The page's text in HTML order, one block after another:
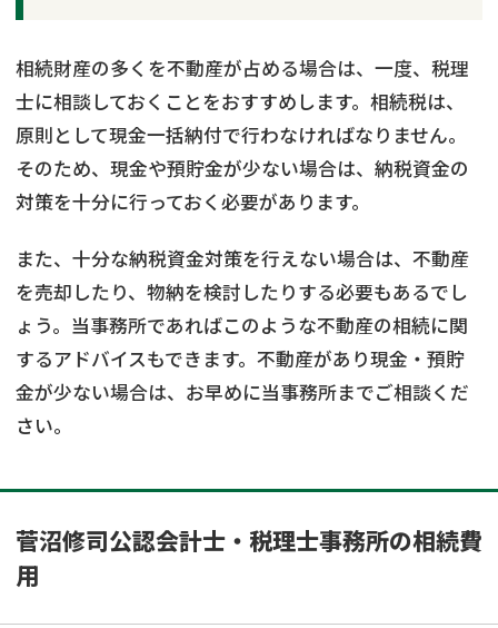
相続財産の多くを不動産が占める場合は、一度、税理
士に相談しておくことをおすすめします。相続税は、
原則として現金一括納付で行わなければなりません。
そのため、現金や預貯金が少ない場合は、納税資金の
対策を十分に行っておく必要があります。
また、十分な納税資金対策を行えない場合は、不動産
を売却したり、物納を検討したりする必要もあるでし
ょう。当事務所であればこのような不動産の相続に関
するアドバイスもできます。不動産があり現金・預貯
金が少ない場合は、お早めに当事務所までご相談くだ
さい。
菅沼修司公認会計士・税理士事務所の相続費
用